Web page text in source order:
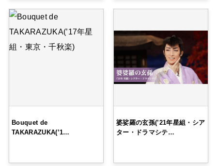
Bouquet de
TAKARAZUKA(’1…
婆娑羅の玄孫(’21年星組・シア
ター・ドラマシテ…